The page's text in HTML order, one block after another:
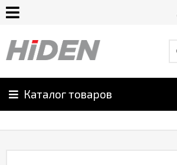
Главная
О
Каталог товаров